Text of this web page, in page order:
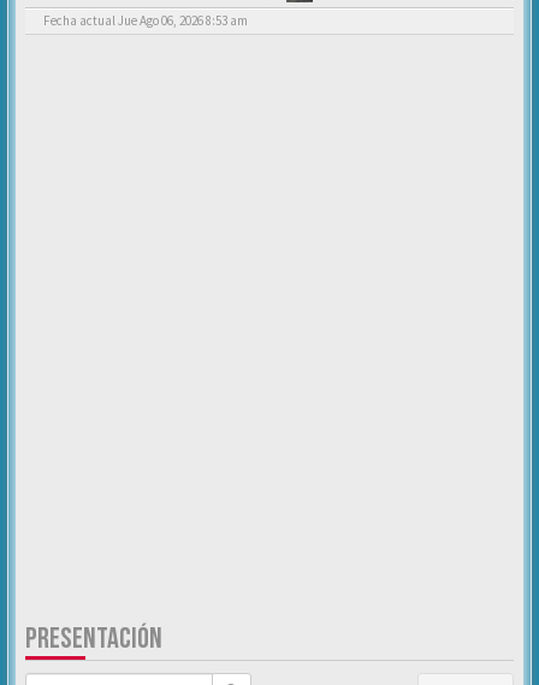
Fecha actual Jue Ago 06, 2026 8:53 am
PRESENTACIÓN